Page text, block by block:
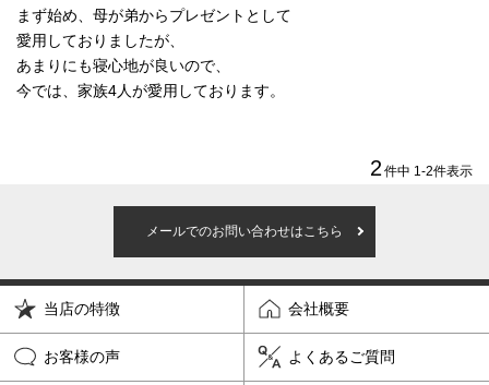
ご利用ガイド
特定商取引法に基づく表記
まず始め、母が弟からプレゼントとして
愛用しておりましたが、
あまりにも寝心地が良いので、
今では、家族4人が愛用しております。
2 件中 1 -2件表示
メールでのお問い合わせはこちら
当店の特徴 会社概要
お客様の声 よくあるご質問